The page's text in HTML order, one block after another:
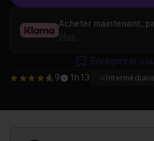
4.8666666666667
4,9 1h13 Intermédiaire
Acheter maintenant,
plus
Enregistrer